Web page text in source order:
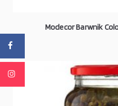
Modecor Barwnik